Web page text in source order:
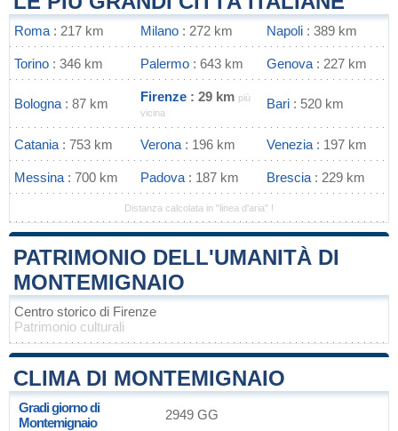
Roma : 217 km Milano : 272 km Napoli : 389 km
Torino : 346 km Palermo : 643 km Genova : 227 km
Bologna : 87 km Firenze : 29 km più
vicina
Bari : 520 km
Catania : 753 km Verona : 196 km Venezia : 197 km
Messina : 700 km Padova : 187 km Brescia : 229 km
Distanza calcolata in "linea d'aria" !
PATRIMONIO DELL'UMANITÀ DI
MONTEMIGNAIO
Centro storico di Firenze
Patrimonio culturali
CLIMA DI MONTEMIGNAIO
Gradi giorno di
Montemignaio
2949 GG